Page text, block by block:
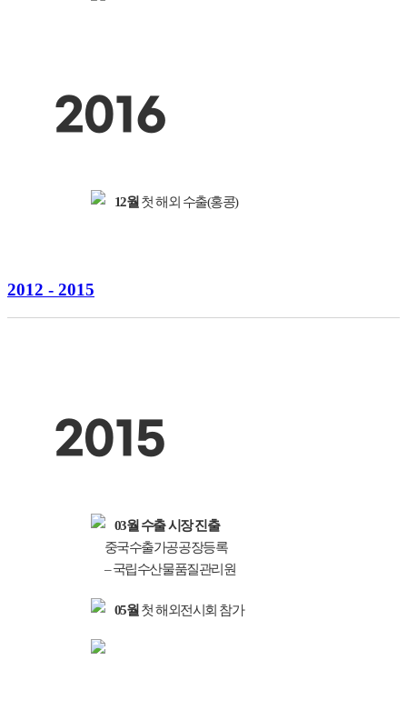
2016
12월 첫 해외 수출(홍콩)
2012 - 2015
2015
03월 수출 시장 진출
중국수출가공공장등록
– 국립수산물품질관리원
05월 첫 해외전시회 참가